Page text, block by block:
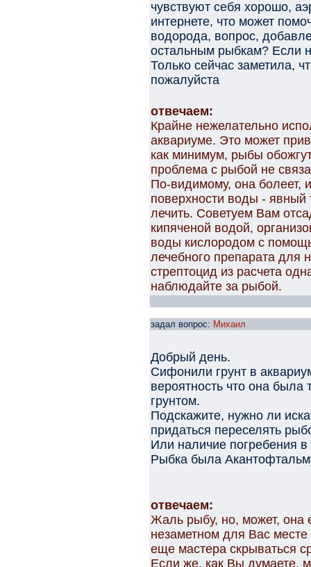
чувствуют себя хорошо,
интернете, что может
водорода, вопрос,
остальным рыбкам? Если
Только сейчас заметила,
пожалуйста
отвечаем:
Крайне нежелательно
аквариуме. Это может
как минимум, рыбы
проблема с рыбой не
По-видимому, она болеет,
поверхности воды - явный
лечить. Советуем Вам
кипяченой водой,
воды кислородом с
лечебного препарата для
стрептоцид из расчета
наблюдайте за рыбой.
задал вопрос: Михаил
Добрый день.
Сифонили грунт в
вероятность что она
грунтом.
Подскажите, нужно ли
придаться переселять
Или наличие погребения
Рыбка была
отвечаем:
Жаль рыбу, но, может, она
незаметном для Вас
еще мастера скрываться
Если же, как Вы думаете,